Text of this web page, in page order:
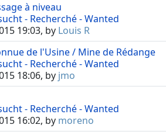
à niveau
- Recherché - Wanted
19:03, by Louis R
de l'Usine / Mine de Rédange
- Recherché - Wanted
18:06, by jmo
- Recherché - Wanted
16:02, by moreno